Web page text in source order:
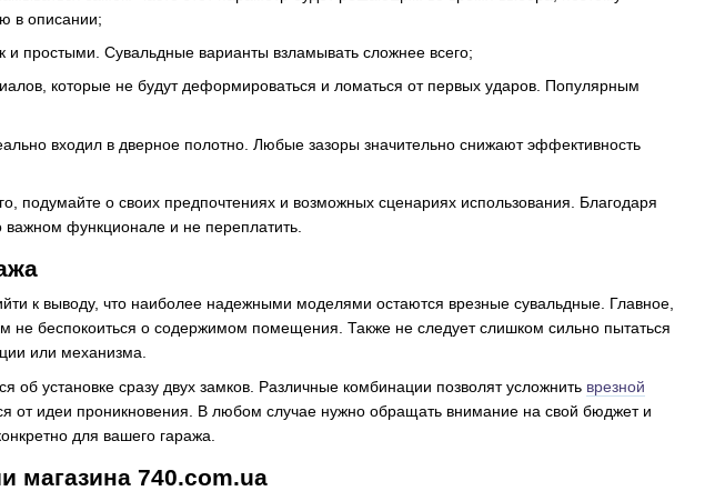
в описании;
и простыми. Сувальдные варианты взламывать сложнее всего;
которые не будут деформироваться и ломаться от первых ударов. Популярным
входил в дверное полотно. Любые зазоры значительно снижают эффективность
подумайте о своих предпочтениях и возможных сценариях использования. Благодаря
важном функционале и не переплатить.
к выводу, что наиболее надежными моделями остаются врезные сувальдные. Главное,
не беспокоиться о содержимом помещения. Также не следует слишком сильно пытаться
или механизма.
установке сразу двух замков. Различные комбинации позволят усложнить врезной
от идеи проникновения. В любом случае нужно обращать внимание на свой бюджет и
для вашего гаража.
магазина 740.com.ua